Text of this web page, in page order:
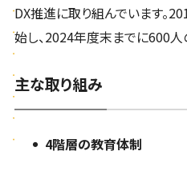
DX推進に取り組んでいます。
始し、2024年度末までに600人
主な取り組み
4階層の教育体制